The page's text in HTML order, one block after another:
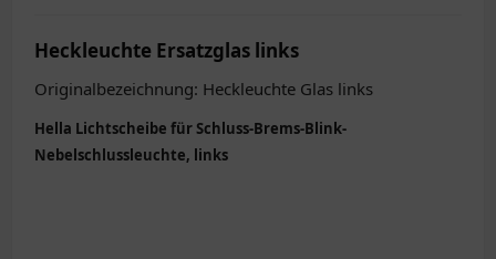
Heckleuchte Ersatzglas links
Originalbezeichnung: Heckleuchte Glas links
Hella Lichtscheibe für Schluss-Brems-Blink-
Nebelschlussleuchte, links